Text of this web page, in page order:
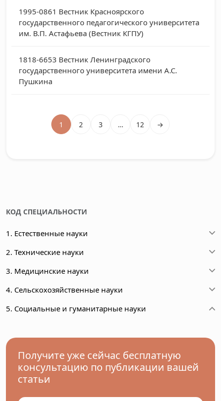
1995-0861 Вестник Красноярского
государственного педагогического университета
им. В.П. Астафьева (Вестник КГПУ)
1818-6653 Вестник Ленинградского
государственного университета имени А.С.
Пушкина
1 2 3 … 12 →
КОД СПЕЦИАЛЬНОСТИ
1. Естественные науки
2. Технические науки
3. Медицинские науки
4. Сельскохозяйственные науки
5. Социальные и гуманитарные науки
Получите уже сейчас бесплатную
консультацию по публикации вашей
статьи